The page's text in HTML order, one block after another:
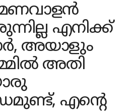
മണവാളൻ
എനിക്ക്
അയാളും
അതി
എന്റെ